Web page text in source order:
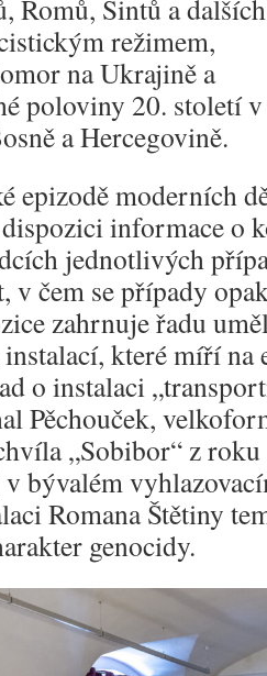
Romů, Sintů a
režimem,
na Ukrajině a
poloviny 20. století
a Hercegovině.
epizodě moderních
informace o
jednotlivých
v čem se případy
zahrnuje řadu
které míří na
o instalaci
Pěchouček,
„Sobibor“ z
bývalém
Romana Štětiny
genocidy.